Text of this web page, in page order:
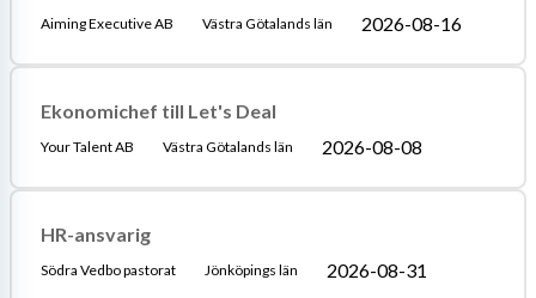
Aiming Executive AB Västra Götalands län 2026-08-16
Ekonomichef till Let's Deal
Your Talent AB Västra Götalands län 2026-08-08
HR-ansvarig
Södra Vedbo pastorat Jönköpings län 2026-08-31